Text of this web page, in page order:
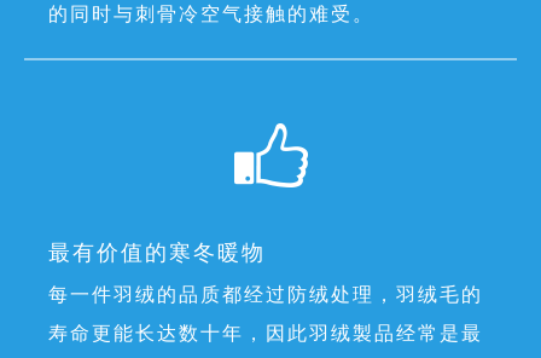
的同时与刺骨冷空气接触的难受。
最有价值的寒冬暖物
每一件羽绒的品质都经过防绒处理，羽绒毛的
寿命更能长达数十年，因此羽绒製品经常是最